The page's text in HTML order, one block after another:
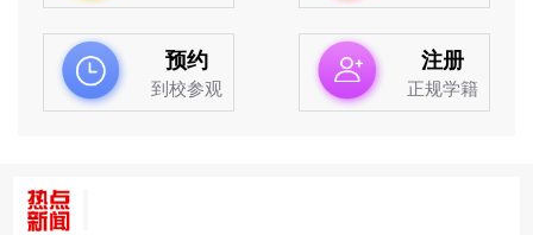
预约
到校参观
注册
正规学籍